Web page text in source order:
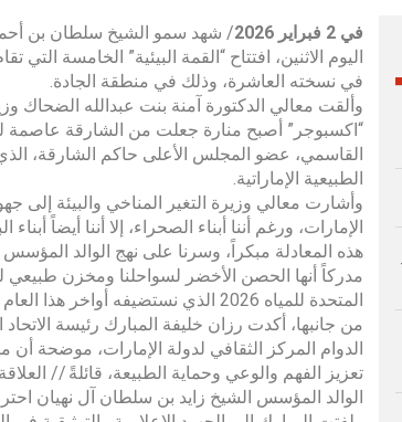
في 2 فبراير 2026/ شهد سمو الشيخ سلطان بن
اليوم الاثنين، افتتاح “القمة البيئية” الخامسة
في نسخته العاشرة، وذلك في منطقة الجادة.
وألقت معالي الدكتورة آمنة بنت عبدالله الضحاك
“اكسبوجر” أصبح منارة جعلت من الشارقة عاصمة
القاسمي، عضو المجلس الأعلى حاكم الشارقة،
الطبيعية الإماراتية.
وأشارت معالي وزيرة التغير المناخي والبيئة إلى
الإمارات، ورغم أننا أبناء الصحراء، إلا أننا أيضاً
هذه المعادلة مبكراً، وسرنا على نهج الوالد
مدركاً أنها الحصن الأخضر لسواحلنا ومخزن طبيعي
المتحدة للمياه 2026 الذي نستضيفه أواخر هذا العام //.
من جانبها، أكدت رزان خليفة المبارك رئيسة
الدوام المركز الثقافي لدولة الإمارات، موضحة أن
تعزيز الفهم والوعي وحماية الطبيعة، قائلةً //
الوالد المؤسس الشيخ زايد بن سلطان آل نهيان